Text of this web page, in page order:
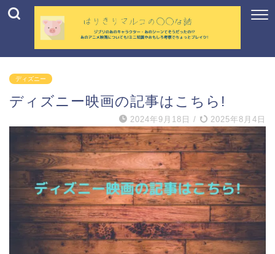
ディズニー
ディズニー映画の記事はこちら!
2024年9月18日 / 2025年8月4日